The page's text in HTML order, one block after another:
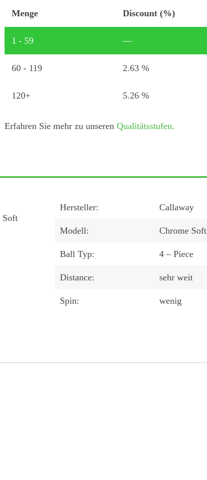
Menge
Menge Discount (%)
1 - 59 —
60 - 119 2.63 %
120+ 5.26 %
Erfahren Sie mehr zu unseren Qualitätsstufen.
Soft
Hersteller: Callaway
Modell: Chrome
Ball Typ: 4 – Piece
Distance: sehr weit
Spin: wenig